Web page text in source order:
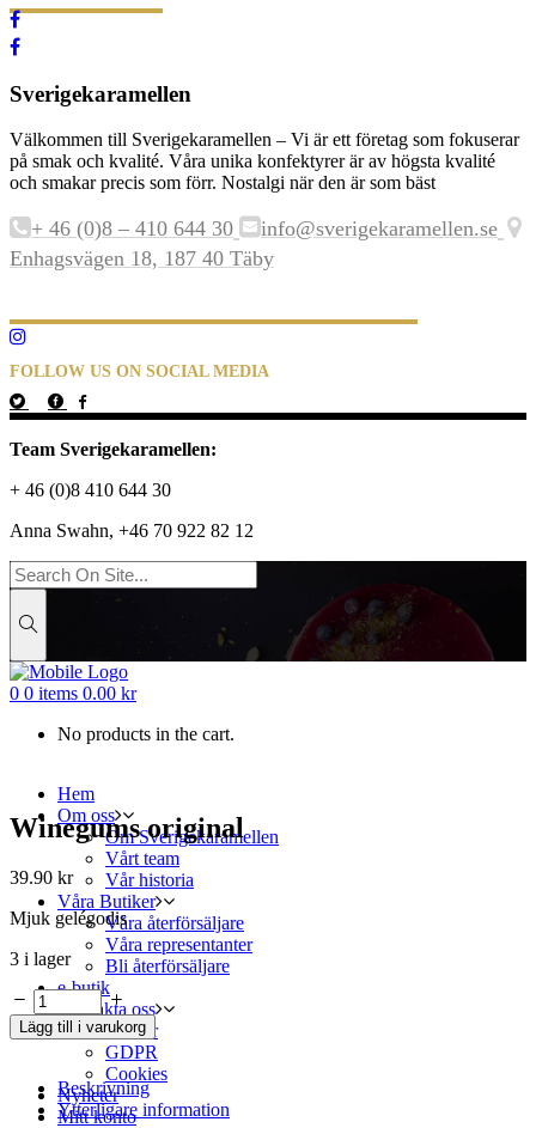
Sverigekaramellen
Välkommen till Sverigekaramellen – Vi är ett företag som fokuserar
på smak och kvalité. Våra unika konfektyrer är av högsta kvalité
och smakar precis som förr. Nostalgi när den är som bäst
+ 46 (0)8 – 410 644 30
info@sverigekaramellen.se
Enhagsvägen 18, 187 40 Täby
FOLLOW US ON SOCIAL MEDIA
Team Sverigekaramellen:
+ 46 (0)8 410 644 30
Anna Swahn, +46 70 922 82 12
0 0 items 0.00 kr
No products in the cart.
Hem
Om oss
Om Sverigekaramellen
Vårt team
Vår historia
Våra Butiker
Våra återförsäljare
Våra representanter
Bli återförsäljare
e-butik
Kontakta oss
Villkor
GDPR
Cookies
Nyheter
Mitt konto
Winegums original
39.90 kr
Mjuk gelégodis
3 i lager
Lägg till i varukorg
Beskrivning
Ytterligare information